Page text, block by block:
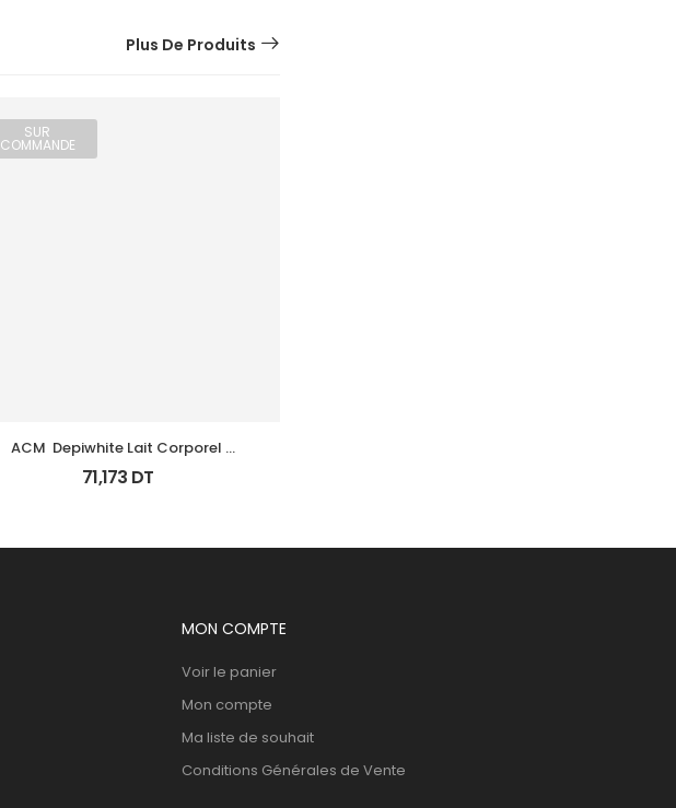
Plus De Produits
SUR
COMMANDE
ACM  Depiwhite Lait Corporel
Eclaircissant 200Ml
71,173 DT
MON COMPTE
Voir le panier
Mon compte
Ma liste de souhait
Conditions Générales de Vente